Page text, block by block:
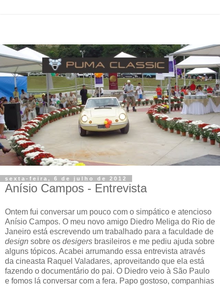
sexta-feira, 6 de julho de 2012
Anísio Campos - Entrevista
Ontem fui conversar um pouco com o simpático e atencioso
Anísio Campos. O meu novo amigo Diedro Meliga do Rio de
Janeiro está escrevendo um trabalhado para a faculdade de
design sobre os desigers brasileiros e me pediu ajuda sobre
alguns tópicos. Acabei arrumando essa entrevista através
da cineasta Raquel Valadares, aproveitando que ela está
fazendo o documentário do pai. O Diedro veio à São Paulo
e fomos lá conversar com a fera. Papo gostoso, companhias